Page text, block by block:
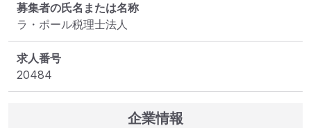
募集者の氏名または名称
ラ・ポール税理士法人
求人番号
20484
企業情報